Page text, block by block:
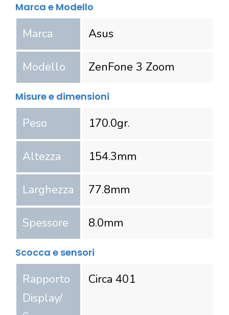
Marca e Modello
Marca Asus
Modello ZenFone 3 Zoom
Misure e dimensioni
Peso 170.0gr.
Altezza 154.3mm
Larghezza 77.8mm
Spessore 8.0mm
Scocca e sensori
Rapporto
Display/
Circa 401